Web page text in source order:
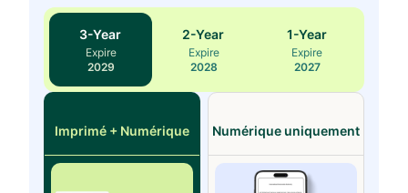
3-Year
Expire
2029
2-Year
Expire
2028
1-Year
Expire
2027
Imprimé + Numérique Numérique uniquement